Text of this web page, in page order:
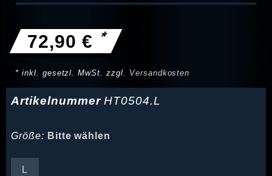
72,90 € *
* inkl. gesetzl. MwSt. zzgl. Versandkosten
ArtikelnummerHT0504.L
Größe: Bitte wählen
L